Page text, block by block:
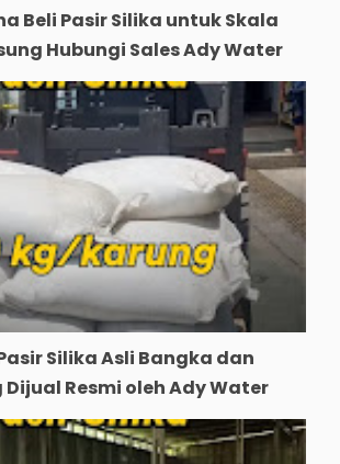
Beli Pasir Silika untuk Skala
Hubungi Sales Ady Water
Silika Asli Bangka dan
Resmi oleh Ady Water